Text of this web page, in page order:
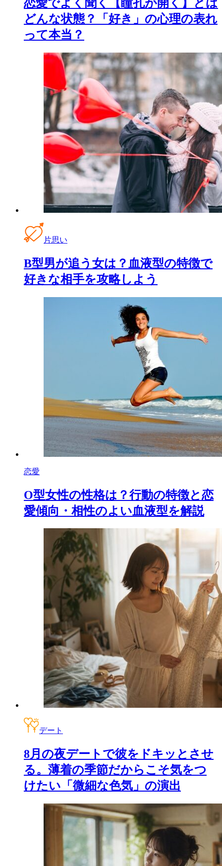
恋愛でよく聞く【瞳孔が開く】とは
どんな状態？「好き」の心理の表れ
って本当？
片思い
B型男が追う女は？血液型の特徴で
好きな相手を攻略しよう
恋愛
O型女性の性格は？行動の特徴と恋
愛傾向・相性のよい血液型を解説
デート
8月の夜デートで彼をドキッとさせ
る。薄着の季節だからこそ気をつ
けたい「微細な色気」の演出